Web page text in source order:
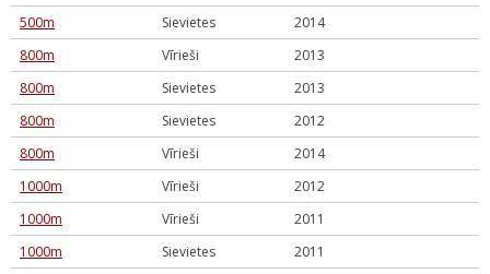
500m
Sievietes
2014
800m
Vīrieši
2013
800m
Sievietes
2013
800m
Sievietes
2012
800m
Vīrieši
2014
1000m
Vīrieši
2012
1000m
Vīrieši
2011
1000m
Sievietes
2011